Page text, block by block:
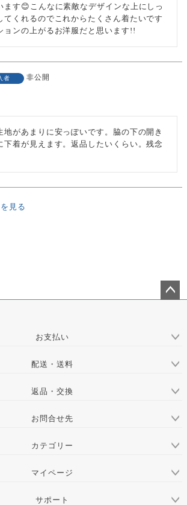
ます😊こんなに素敵なデザインな上にしっ
てくれるのでこれからたくさん着たいです
ョンの上がるお洋服だと思います!!
者
非公開
地があまりに安っぽいです。脇の下の開き
下着が見えます。返品したいくらい。残念
見る
お支払い
配送・送料
返品・交換
お問合せ先
カテゴリー
マイページ
サポート